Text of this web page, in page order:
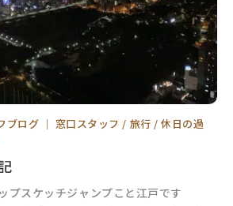
ブログ ｜ 窓口スタッフ 旅行
休日の過
プスケッチジャンプこと江戸です